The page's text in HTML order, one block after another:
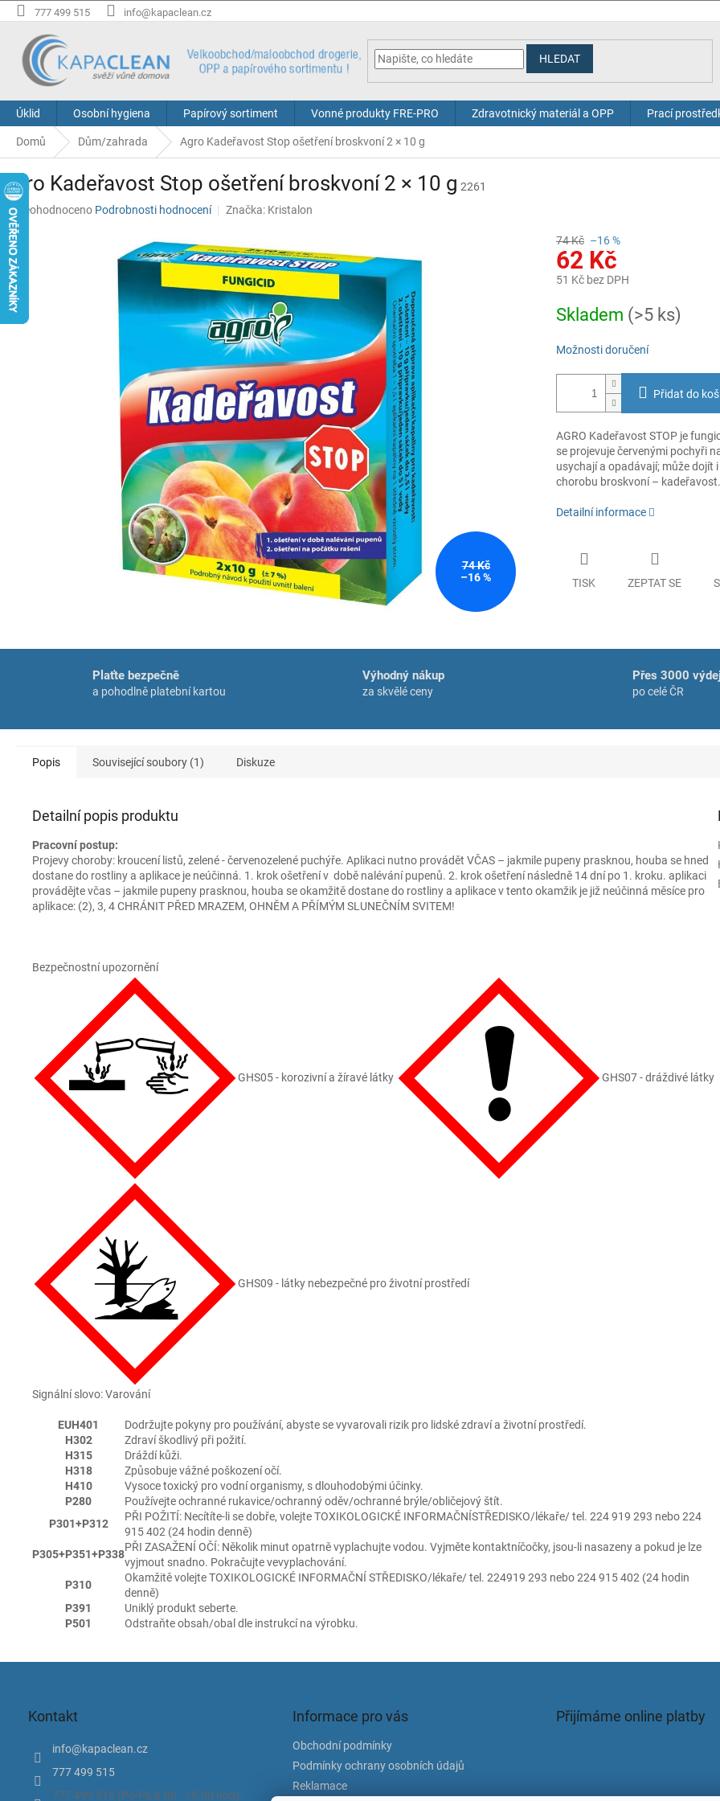
Přejít
na
777 499 515 info@kapaclean.cz
HLEDAT
Úklid Osobní hygiena Papírový sortiment Vonné produkty FRE-PRO Zdravotnický materiál a OPP Prací
Domů Dům/zahrada Agro Kadeřavost Stop ošetření broskvoní 2 × 10 g
Agro Kadeřavost Stop ošetření broskvoní 2 × 10 g 2261
Průměrné
hodnocení
produktu
je
0,0
z
5
hvězdiček.
Neohodnoceno Podrobnosti hodnocení Značka: Kristalon
74 Kč
–16 %
74 Kč –16 %
62 Kč
51 Kč bez DPH
cena:
Skladem (>5 ks)
Možnosti doručení
Přidat do
AGRO Kadeřavost STOP je
se projevuje červenými pochyři
usychají a opadávají; může dojít
chorobu broskvoní –
Detailní informace
TISK ZEPTAT SE
Plaťte bezpečně
a pohodlně platební kartou
Výhodný nákup
za skvělé ceny
Přes 3000
po celé ČR
Popis Související soubory (1) Diskuze
Detailní popis produktu
Pracovní postup:
Projevy choroby: kroucení listů, zelené - červenozelené puchýře. Aplikaci nutno provádět VČAS – jakmile pupeny prasknou, houba se hned
dostane do rostliny a aplikace je neúčinná. 1. krok ošetření v době nalévání pupenů. 2. krok ošetření následně 14 dní po 1. kroku. aplikaci
provádějte včas – jakmile pupeny prasknou, houba se okamžitě dostane do rostliny a aplikace v tento okamžik je již neúčinná měsíce pro
aplikace: (2), 3, 4 CHRÁNIT PŘED MRAZEM, OHNĚM A PŘÍMÝM SLUNEČNÍM SVITEM!
Bezpečnostní upozornění
GHS05 - korozivní a žíravé látky GHS07 - dráždivé látky
GHS09 - látky nebezpečné pro životní prostředí
Signální slovo: Varování
EUH401
Dodržujte pokyny pro používání, abyste se vyvarovali rizik pro lidské zdraví a životní prostředí.
H302
Zdraví škodlivý při požití.
H315
Dráždí kůži.
H318
Způsobuje vážné poškození očí.
H410
Vysoce toxický pro vodní organismy, s dlouhodobými účinky.
P280
Používejte ochranné rukavice/ochranný oděv/ochranné brýle/obličejový štít.
P301+P312
PŘI POŽITÍ: Necítíte-li se dobře, volejte TOXIKOLOGICKÉ INFORMAČNÍSTŘEDISKO/lékaře/ tel. 224 919 293 nebo 224
915 402 (24 hodin denně)
P305+P351+P338
PŘI ZASAŽENÍ OČÍ: Několik minut opatrně vyplachujte vodou. Vyjměte kontaktníčočky, jsou-li nasazeny a pokud je lze
vyjmout snadno. Pokračujte vevyplachování.
P310
Okamžitě volejte TOXIKOLOGICKÉ INFORMAČNÍ STŘEDISKO/lékaře/ tel. 224919 293 nebo 224 915 402 (24 hodin
denně)
P391
Uniklý produkt seberte.
P501
Odstraňte obsah/obal dle instrukcí na výrobku.
Kontakt
info@kapaclean.cz
777 499 515
777 499 515 (Po-Pá 8.00 - 15.00 hod).
Informace pro vás
Obchodní podmínky
Podmínky ochrany osobních údajů
Reklamace
Přijímáme online platby